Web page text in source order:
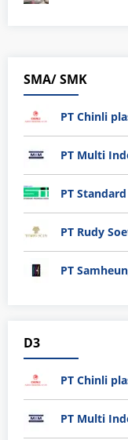
SMA/ SMK
PT Chinli
PT Multi
PT
PT Rudy
PT
D3
PT Chinli
PT Multi